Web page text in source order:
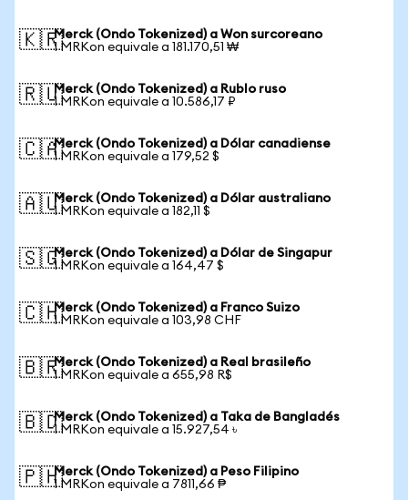
🇰🇷Merck (Ondo Tokenized) a Won surcoreano
1 MRKon equivale a 181.170,51 ₩
🇷🇺Merck (Ondo Tokenized) a Rublo ruso
1 MRKon equivale a 10.586,17 ₽
🇨🇦Merck (Ondo Tokenized) a Dólar canadiense
1 MRKon equivale a 179,52 $
🇦🇺Merck (Ondo Tokenized) a Dólar australiano
1 MRKon equivale a 182,11 $
🇸🇬Merck (Ondo Tokenized) a Dólar de Singapur
1 MRKon equivale a 164,47 $
🇨🇭Merck (Ondo Tokenized) a Franco Suizo
1 MRKon equivale a 103,98 CHF
🇧🇷Merck (Ondo Tokenized) a Real brasileño
1 MRKon equivale a 655,98 R$
🇧🇩Merck (Ondo Tokenized) a Taka de Bangladés
1 MRKon equivale a 15.927,54 ৳
🇵🇭Merck (Ondo Tokenized) a Peso Filipino
1 MRKon equivale a 7811,66 ₱